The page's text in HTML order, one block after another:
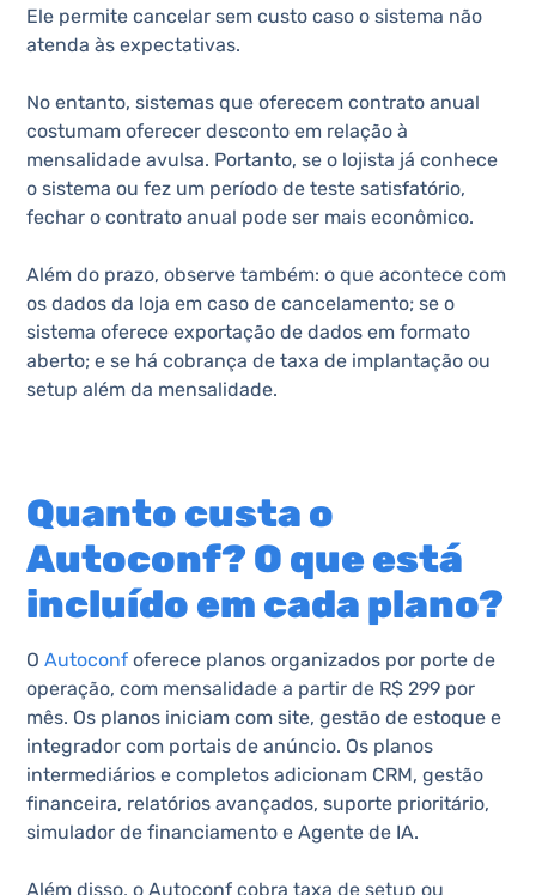
Ele permite cancelar sem custo caso o sistema não
atenda às expectativas.
No entanto, sistemas que oferecem contrato anual
costumam oferecer desconto em relação à
mensalidade avulsa. Portanto, se o lojista já conhece
o sistema ou fez um período de teste satisfatório,
fechar o contrato anual pode ser mais econômico.
Além do prazo, observe também: o que acontece com
os dados da loja em caso de cancelamento; se o
sistema oferece exportação de dados em formato
aberto; e se há cobrança de taxa de implantação ou
setup além da mensalidade.
Quanto custa o
Autoconf? O que está
incluído em cada plano?
O Autoconf oferece planos organizados por porte de
operação, com mensalidade a partir de R$ 299 por
mês. Os planos iniciam com site, gestão de estoque e
integrador com portais de anúncio. Os planos
intermediários e completos adicionam CRM, gestão
financeira, relatórios avançados, suporte prioritário,
simulador de financiamento e Agente de IA.
Além disso, o Autoconf cobra taxa de setup ou